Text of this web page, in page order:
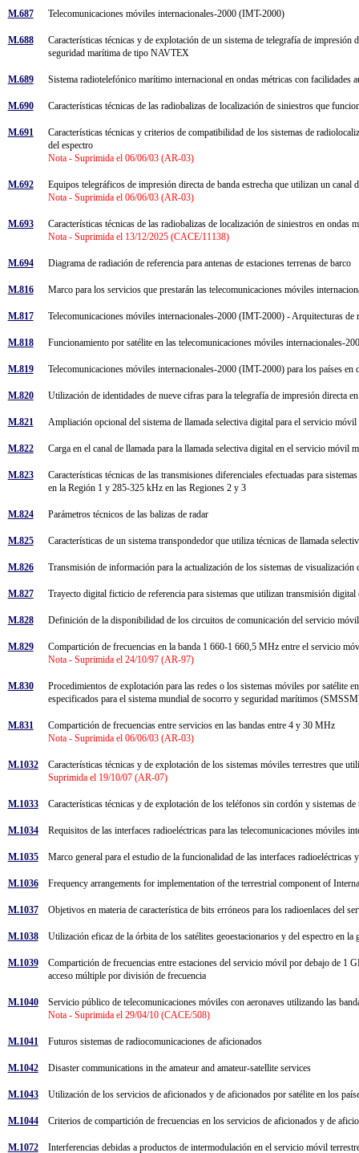
M.687 Telecomunicaciones móviles internacionales-2000 (IMT-2000)
M.688
Características técnicas y de explotación de un sistema de telegrafía de
seguridad marítima de tipo NAVTEX
M.689 Sistema radiotelefónico marítimo internacional en ondas métricas con
M.690 Características técnicas de las radiobalizas de localización de siniestros que
M.691
Características técnicas y criterios de compatibilidad de los sistemas de
del espectro
Nota - Suprimida el 06/06/03 (AR-03)
M.692
Equipos telegráficos de impresión directa de banda estrecha que utilizan un canal
Nota - Suprimida el 06/06/03 (AR-03)
M.693
Características técnicas de las radiobalizas de localización de siniestros en
Nota - Suprimida el 13/12/2025 (CACE/11138)
M.694 Diagrama de radiación de referencia para antenas de estaciones terrenas de barco
M.816 Marco para los servicios que prestarán las telecomunicaciones móviles
M.817 Telecomunicaciones móviles internacionales-2000 (IMT-2000) - Arquitecturas
M.818 Funcionamiento por satélite en las telecomunicaciones móviles internacionales-
M.819 Telecomunicaciones móviles internacionales-2000 (IMT-2000) para los países
M.820 Utilización de identidades de nueve cifras para la telegrafía de impresión directa
M.821 Ampliación opcional del sistema de llamada selectiva digital para el servicio
M.822 Carga en el canal de llamada para la llamada selectiva digital en el servicio móvil
M.823
Características técnicas de las transmisiones diferenciales efectuadas para
en la Región 1 y 285-325 kHz en las Regiones 2 y 3
M.824 Parámetros técnicos de las balizas de radar
M.825 Características de un sistema transpondedor que utiliza técnicas de llamada
M.826 Transmisión de información para la actualización de los sistemas de
M.827 Trayecto digital ficticio de referencia para sistemas que utilizan transmisión
M.828 Definición de la disponibilidad de los circuitos de comunicación del servicio
M.829
Compartición de frecuencias en la banda 1 660-1 660,5 MHz entre el servicio
Nota - Suprimida el 24/10/97 (AR-97)
M.830
Procedimientos de explotación para las redes o los sistemas móviles por
especificados para el sistema mundial de socorro y seguridad marítimos
M.831
Compartición de frecuencias entre servicios en las bandas entre 4 y 30 MHz
Nota - Suprimida el 06/06/03 (AR-03)
M.1032
Características técnicas y de explotación de los sistemas móviles terrestres que
Suprimida el 19/10/07 (AR-07)
M.1033 Características técnicas y de explotación de los teléfonos sin cordón y sistemas
M.1034 Requisitos de las interfaces radioeléctricas para las telecomunicaciones móviles
M.1035 Marco general para el estudio de la funcionalidad de las interfaces
M.1036 Frequency arrangements for implementation of the terrestrial component of
M.1037 Objetivos en materia de característica de bits erróneos para los radioenlaces
M.1038 Utilización eficaz de la órbita de los satélites geoestacionarios y del espectro en
M.1039
Compartición de frecuencias entre estaciones del servicio móvil por debajo de 1
acceso múltiple por división de frecuencia
M.1040
Servicio público de telecomunicaciones móviles con aeronaves utilizando las
Nota - Suprimida el 29/04/10 (CACE/508)
M.1041 Futuros sistemas de radiocomunicaciones de aficionados
M.1042 Disaster communications in the amateur and amateur-satellite services
M.1043 Utilización de los servicios de aficionados y de aficionados por satélite en los
M.1044 Criterios de compartición de frecuencias en los servicios de aficionados y de
M.1072 Interferencias debidas a productos de intermodulación en el servicio móvil